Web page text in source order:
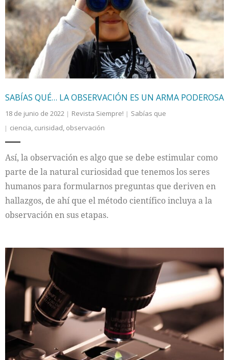
SABÍAS QUÉ… LA OBSERVACIÓN ES UN ARMA PODEROSA
18 de junio de 2022 Revista Siempre!
Sabías que
ciencia, curisidad, observación
Así, la observación es algo que se debe estimular como
parte de la natural curiosidad que tenemos los seres
humanos para formularnos preguntas que deriven en
hallazgos, de ahí que el método científico incluya a la
observación en sus etapas.